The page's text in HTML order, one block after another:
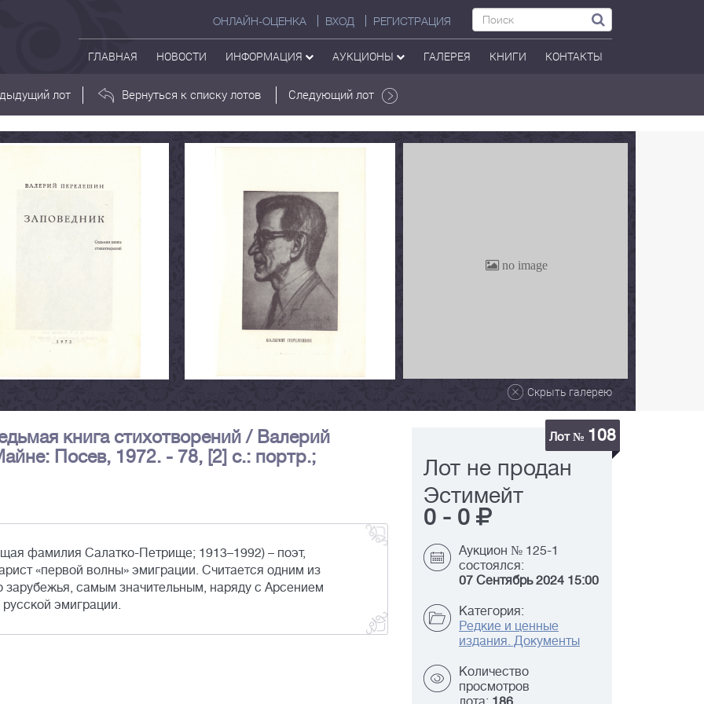
ОНЛАЙН-ОЦЕНКА ВХОД РЕГИСТРАЦИЯ
ГЛАВНАЯ НОВОСТИ ИНФОРМАЦИЯ АУКЦИОНЫ ГАЛЕРЕЯ КНИГИ КОНТАКТЫ
лот Вернуться к списку лотов Следующий лот
Скрыть галерею
книга стихотворений / Валерий
Посев, 1972. - 78, [2] c.: портр.;
фамилия Салатко-Петрище; 1913–1992) – поэт,
«первой волны» эмиграции. Считается одним из
зарубежья, самым значительным, наряду с Арсением
эмиграции.
Лот № 108
Лот не продан
Эстимейт
0 - 0
Аукцион № 125-1
состоялся:
07 Сентябрь 2024 15:00
Категория:
Редкие и ценные
издания. Документы
Количество
просмотров